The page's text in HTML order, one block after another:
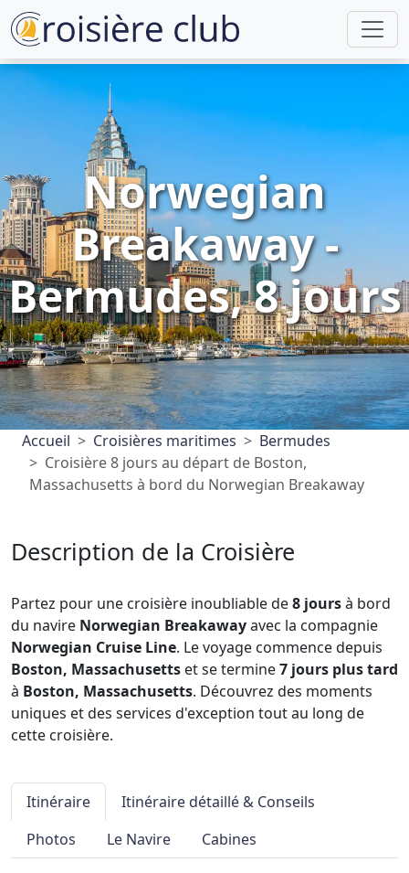
Norwegian
Breakaway -
Bermudes, 8 jours
Accueil Croisières maritimes
Bermudes
Croisière 8 jours au départ de Boston,
Massachusetts à bord du Norwegian Breakaway
Description de la Croisière
Partez pour une croisière inoubliable de8 joursà bord
du navire Norwegian Breakawayavec la compagnie
Norwegian Cruise Line. Le voyage commence depuis
Boston, Massachusetts et se termine7 jours plus tard
à Boston, Massachusetts. Découvrez des moments
uniques et des services d'exception tout au long de
cette croisière.
Itinéraire
Itinéraire détaillé & Conseils
Photos
Le Navire Cabines